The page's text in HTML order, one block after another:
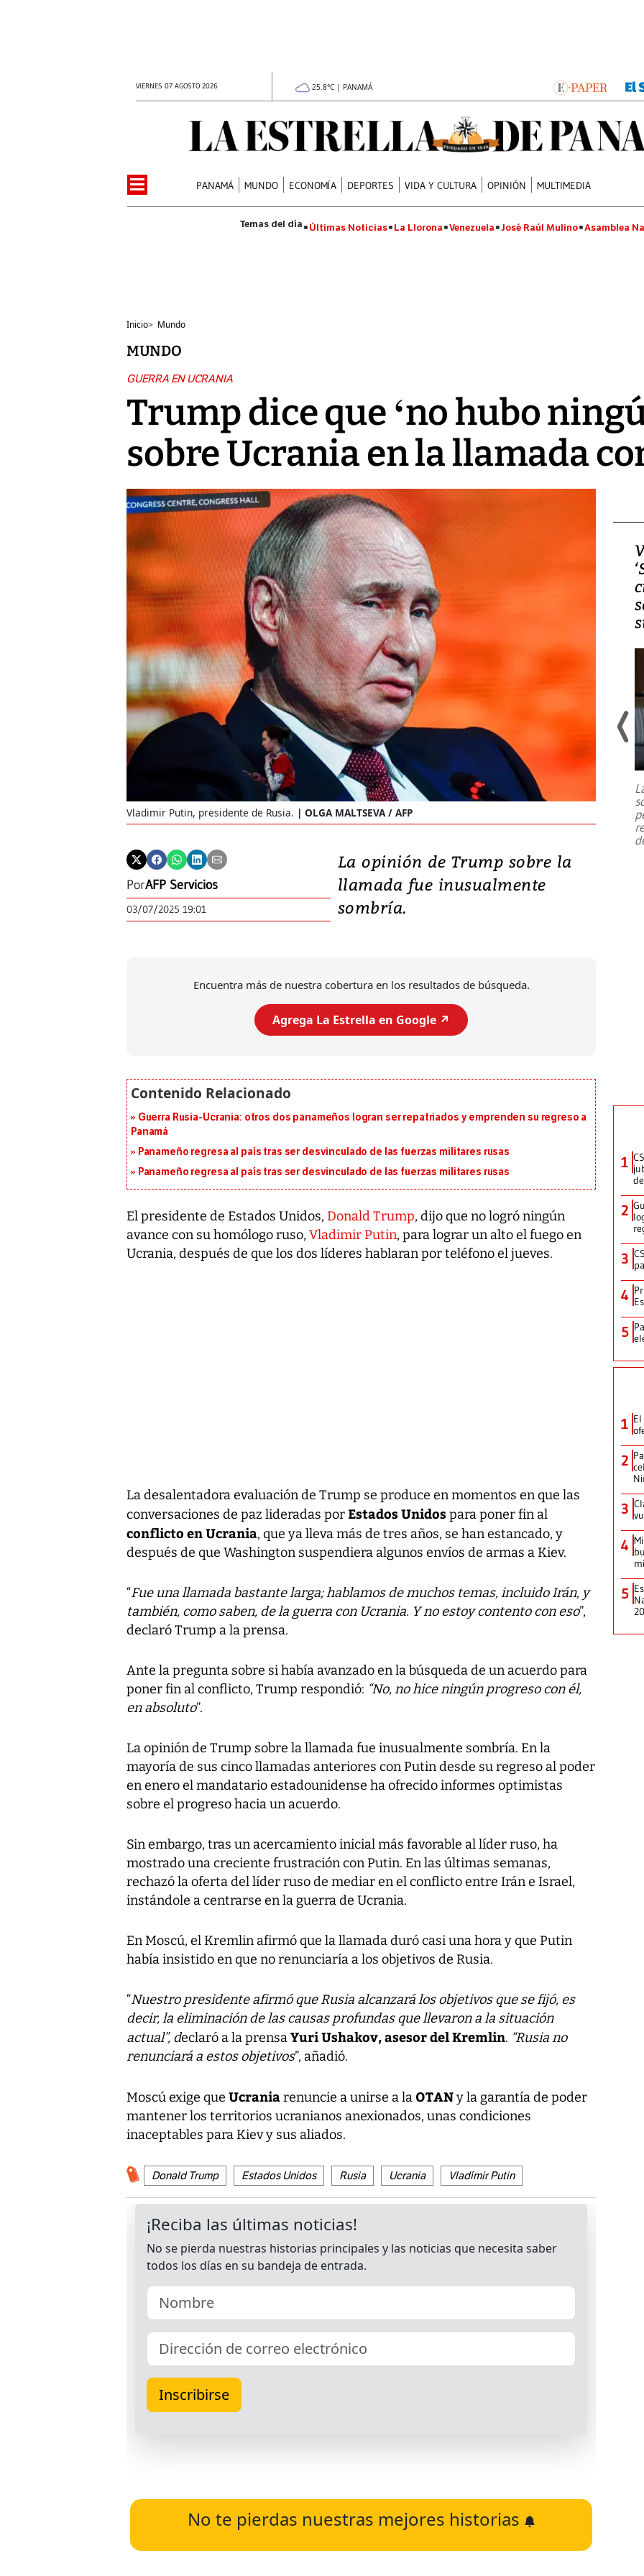
VIERNES 07 AGOSTO 2026 25.8°C | PANAMÁ
PANAMÁ MUNDO ECONOMÍA DEPORTES VIDA Y CULTURA OPINIÓN MULTIMEDIA
Últimas Noticias La Llorona Venezuela José Raúl Mulino Asamblea
Inicio> Mundo
MUNDO
GUERRA EN UCRANIA
Trump dice que ‘no hubo
sobre Ucrania en la llamada
Vladimir Putin, presidente de Rusia. OLGA MALTSEVA / AFP
PorAFP Servicios
03/07/2025 19:01
La opinión de Trump sobre la
llamada fue inusualmente
sombría.
Encuentra más de nuestra cobertura en los resultados de búsqueda.
Agrega La Estrella en Google ↗️
Guerra Rusia-Ucrania: otros dos panameños logran ser repatriados y emprenden su regreso a
Panamá
Panameño regresa al país tras ser desvinculado de las fuerzas militares rusas
Panameño regresa al país tras ser desvinculado de las fuerzas militares rusas
El presidente de Estados Unidos, Donald Trump, dijo que no logró ningún
avance con su homólogo ruso, Vladimir Putin, para lograr un alto el fuego en
Ucrania, después de que los dos líderes hablaran por teléfono el jueves.
La desalentadora evaluación de Trump se produce en momentos en que las
conversaciones de paz lideradas por Estados Unidospara poner fin al
conflicto en Ucrania, que ya lleva más de tres años, se han estancado, y
después de que Washington suspendiera algunos envíos de armas a Kiev.
“Fue una llamada bastante larga; hablamos de muchos temas, incluido Irán, y
también, como saben, de la guerra con Ucrania. Y no estoy contento con eso”,
declaró Trump a la prensa.
Ante la pregunta sobre si había avanzado en la búsqueda de un acuerdo para
poner fin al conflicto, Trump respondió: “No, no hice ningún progreso con él,
en absoluto”.
La opinión de Trump sobre la llamada fue inusualmente sombría. En la
mayoría de sus cinco llamadas anteriores con Putin desde su regreso al poder
en enero el mandatario estadounidense ha ofrecido informes optimistas
sobre el progreso hacia un acuerdo.
Sin embargo, tras un acercamiento inicial más favorable al líder ruso, ha
mostrado una creciente frustración con Putin. En las últimas semanas,
rechazó la oferta del líder ruso de mediar en el conflicto entre Irán e Israel,
instándole a centrarse en la guerra de Ucrania.
En Moscú, el Kremlin afirmó que la llamada duró casi una hora y que Putin
había insistido en que no renunciaría a los objetivos de Rusia.
“Nuestro presidente afirmó que Rusia alcanzará los objetivos que se fijó, es
decir, la eliminación de las causas profundas que llevaron a la situación
actual”, declaró a la prensaYuri Ushakov, asesor del Kremlin. “Rusia no
renunciará a estos objetivos”, añadió.
Moscú exige que Ucraniarenuncie a unirse a la OTANy la garantía de poder
mantener los territorios ucranianos anexionados, unas condiciones
inaceptables para Kiev y sus aliados.
Donald Trump Estados Unidos Rusia Ucrania Vladímir Putin
No te pierdas nuestras mejores historias
Video, Japón: Terremoto
deja heridos y graves
daños en Kumamoto
Un fuerte terremoto de magnitud
7,1 se registró este martes 28 de
julio en la prefectura de Kumamoto,
al sur de Japón, provocando una
emergencia de gran...
1
2
3
4
5
1
2
3
4
5